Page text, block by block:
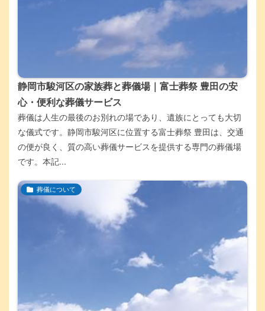
静岡市駿河区の家族葬と葬儀場｜富士葬祭 豊田の安
心・便利な葬儀サービス
葬儀は人生の最後のお別れの場であり、遺族にとっても大切
な儀式です。静岡市駿河区に位置する富士葬祭 豊田は、交通
の便が良く、質の高い葬儀サービスを提供する専門の葬儀場
です。本記...
葬儀について